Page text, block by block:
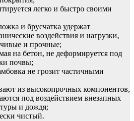
легко и быстро своими
и брусчатка удержат
воздействия и нагрузки,
и прочные;
на бетон, не деформируется под
почвы;
не грозит частичными
из высокопрочных компонентов,
под воздействием внезапных
и дождя;
чистый.